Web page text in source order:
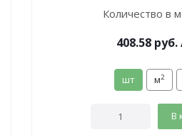
Количество в
408.58 руб.
шт м2
В